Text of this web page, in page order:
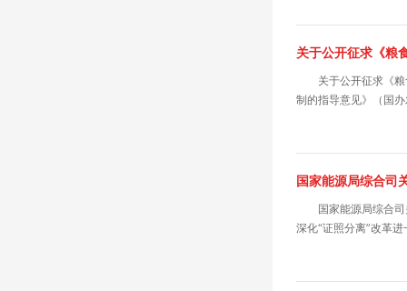
关于公开征求《粮
关于公开征求《
制的指导意见》（国
国家能源局综合司
国家能源局综合
深化“证照分离”改革进